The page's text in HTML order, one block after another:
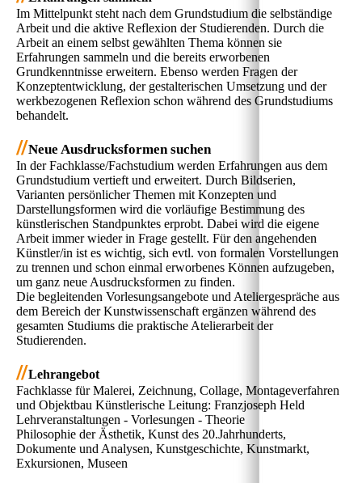
Im Mittelpunkt steht nach dem Grundstudium die selbständige
Arbeit und die aktive Reflexion der Studierenden. Durch die
Arbeit an einem selbst gewählten Thema können sie
Erfahrungen sammeln und die bereits erworbenen
Grundkenntnisse erweitern. Ebenso werden Fragen der
Konzeptentwicklung, der gestalterischen Umsetzung und der
werkbezogenen Reflexion schon während des Grundstudiums
behandelt.
//Neue Ausdrucksformen suchen
In der Fachklasse/Fachstudium werden Erfahrungen aus dem
Grundstudium vertieft und erweitert. Durch Bildserien,
Varianten persönlicher Themen mit Konzepten und
Darstellungsformen wird die vorläufige Bestimmung des
künstlerischen Standpunktes erprobt. Dabei wird die eigene
Arbeit immer wieder in Frage gestellt. Für den angehenden
Künstler/in ist es wichtig, sich evtl. von formalen Vorstellungen
zu trennen und schon einmal erworbenes Können aufzugeben,
um ganz neue Ausdrucksformen zu finden.
Die begleitenden Vorlesungsangebote und Ateliergespräche aus
dem Bereich der Kunstwissenschaft ergänzen während des
gesamten Studiums die praktische Atelierarbeit der
Studierenden.
//Lehrangebot
Fachklasse für Malerei, Zeichnung, Collage, Montageverfahren
und Objektbau Künstlerische Leitung: Franzjoseph Held
Lehrveranstaltungen - Vorlesungen - Theorie
Philosophie der Ästhetik, Kunst des 20.Jahrhunderts,
Dokumente und Analysen, Kunstgeschichte, Kunstmarkt,
Exkursionen, Museen